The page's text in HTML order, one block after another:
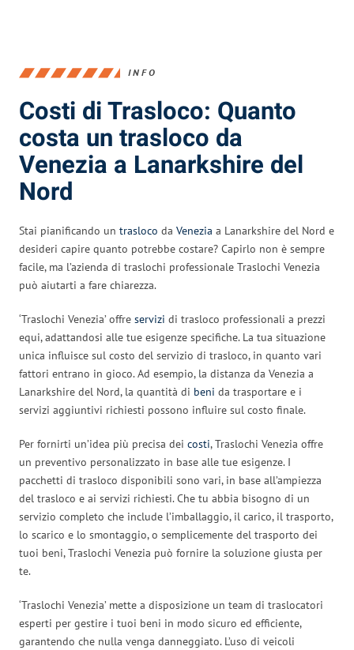
INFO
Costi di Trasloco: Quanto
costa un trasloco da
Venezia a Lanarkshire del
Nord
Stai pianificando un trasloco da Venezia a Lanarkshire del Nord e
desideri capire quanto potrebbe costare? Capirlo non è sempre
facile, ma l’azienda di traslochi professionale Traslochi Venezia
può aiutarti a fare chiarezza.
‘Traslochi Venezia’ offre servizi di trasloco professionali a prezzi
equi, adattandosi alle tue esigenze specifiche. La tua situazione
unica influisce sul costo del servizio di trasloco, in quanto vari
fattori entrano in gioco. Ad esempio, la distanza da Venezia a
Lanarkshire del Nord, la quantità di beni da trasportare e i
servizi aggiuntivi richiesti possono influire sul costo finale.
Per fornirti un’idea più precisa dei costi, Traslochi Venezia offre
un preventivo personalizzato in base alle tue esigenze. I
pacchetti di trasloco disponibili sono vari, in base all’ampiezza
del trasloco e ai servizi richiesti. Che tu abbia bisogno di un
servizio completo che include l’imballaggio, il carico, il trasporto,
lo scarico e lo smontaggio, o semplicemente del trasporto dei
tuoi beni, Traslochi Venezia può fornire la soluzione giusta per
te.
‘Traslochi Venezia’ mette a disposizione un team di traslocatori
esperti per gestire i tuoi beni in modo sicuro ed efficiente,
garantendo che nulla venga danneggiato. L’uso di veicoli